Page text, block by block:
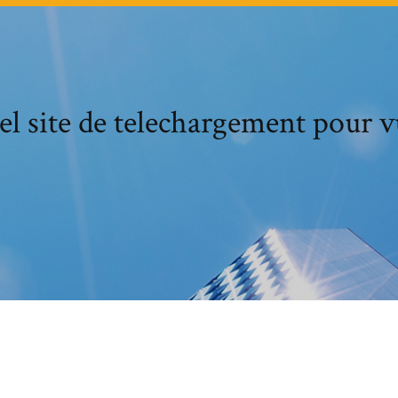
site de telechargement pour